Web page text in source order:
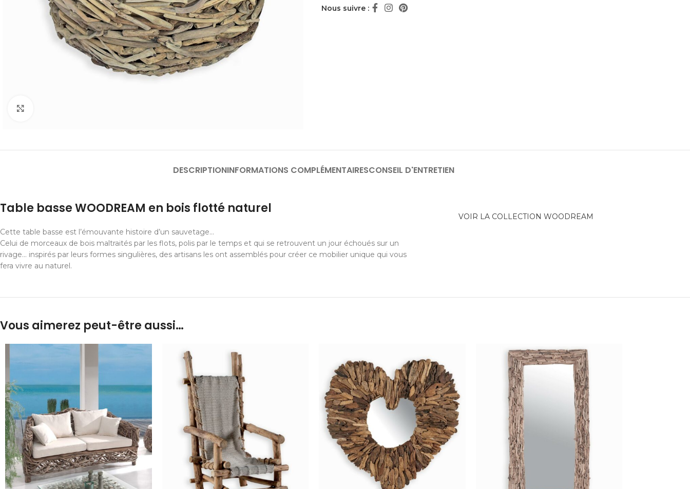
Nous suivre :
DESCRIPTIONINFORMATIONS COMPLÉMENTAIRESCONSEIL D'ENTRETIEN
Table basse WOODREAM en bois flotté naturel
Cette table basse est l’émouvante histoire d’un sauvetage…
Celui de morceaux de bois maltraités par les flots, polis par le temps et qui se retrouvent un jour échoués sur un
rivage… inspirés par leurs formes singulières, des artisans les ont assemblés pour créer ce mobilier unique qui vous
fera vivre au naturel.
VOIR LA COLLECTION WOODREAM
Vous aimerez peut-être aussi…